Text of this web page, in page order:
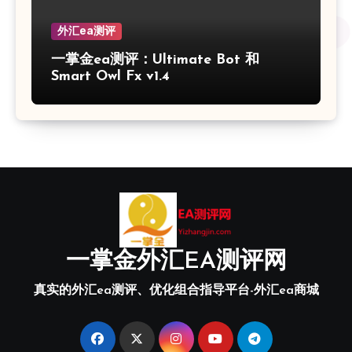
外汇ea测评
一掌金ea测评：Ultimate Bot 和
Smart Owl Fx v1.4
一掌金外汇EA测评网
真实的外汇ea测评、优化组合指导平台-外汇ea商城